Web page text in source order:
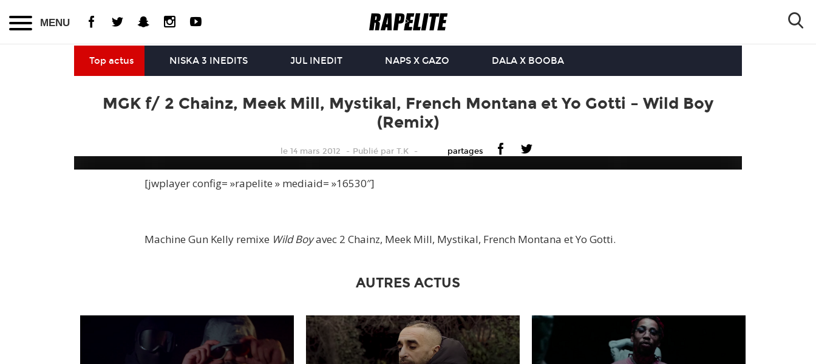
MENU
Top actus NISKA 3 INEDITS JUL INEDIT NAPS X GAZO DALA X BOOBA
MGK f/ 2 Chainz, Meek Mill, Mystikal, French Montana et Yo Gotti – Wild Boy
(Remix)
le 14 mars 2012 Publié par T.K partages
[jwplayer config= »rapelite » mediaid= »16530″]
Machine Gun Kelly remixe Wild Boyavec 2 Chainz, Meek Mill, Mystikal, French Montana et Yo Gotti.
AUTRES ACTUS